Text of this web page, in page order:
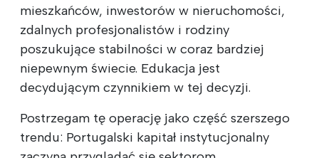
mieszkańców, inwestorów w nieruchomości,
zdalnych profesjonalistów i rodziny
poszukujące stabilności w coraz bardziej
niepewnym świecie. Edukacja jest
decydującym czynnikiem w tej decyzji.
Postrzegam tę operację jako część szerszego
trendu: Portugalski kapitał instytucjonalny